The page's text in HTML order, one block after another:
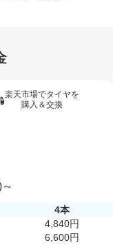
楽天市場でタイヤを
購入＆交換
4本
4,840円
6,600円